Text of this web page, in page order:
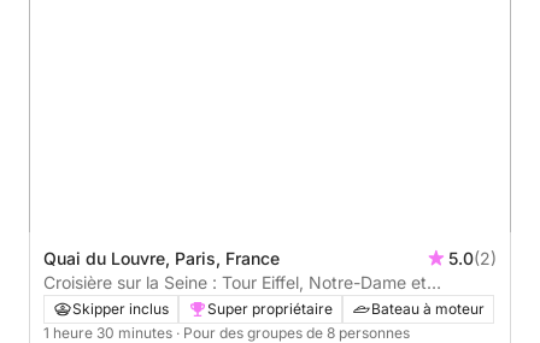
Quai du Louvre, Paris, France 5.0(2)
Croisière sur la Seine : Tour Eiffel, Notre-Dame et
monuments de Paris
Skipper inclus Super propriétaire
Bateau à moteur
1 heure 30 minutes · Pour des groupes de 8 personnes